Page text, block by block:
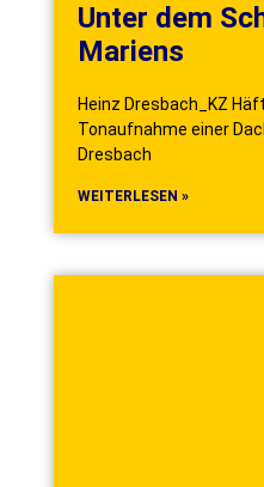
Unter dem
Mariens
Heinz Dresbach_KZ
Tonaufnahme einer
Dresbach
WEITERLESEN »